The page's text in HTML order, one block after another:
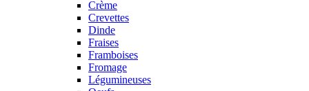
Crème
Crevettes
Dinde
Fraises
Framboises
Fromage
Légumineuses